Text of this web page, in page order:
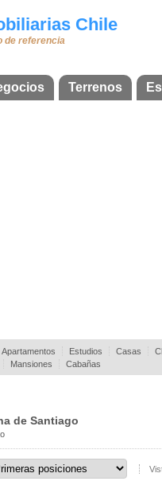
Chile
de referencia
Terrenos
Apartamentos Estudios Casas
Mansiones Cabañas
de Santiago